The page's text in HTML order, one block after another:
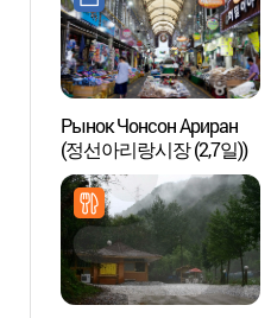
Рынок Чонсон Ариран
(정선아리랑시장 (2,7일))